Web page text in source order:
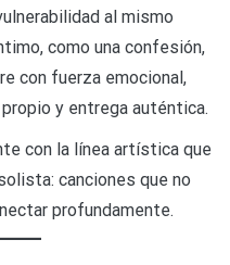
al mismo
como una confesión,
con fuerza emocional,
y entrega auténtica.
con la línea artística que
canciones que no
profundamente.